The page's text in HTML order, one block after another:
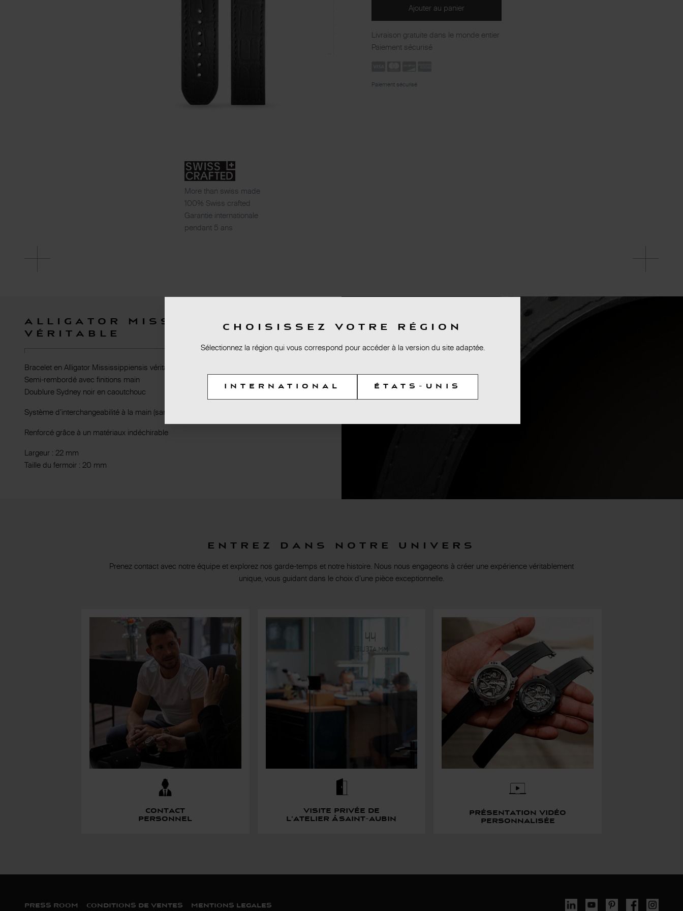
More than swiss made
100% Swiss crafted
Garantie internationale
pendant 5 ans
Ajouter au panier
Livraison gratuite dans le monde entier
Paiement sécurisé
Paiement sécurisé
Alligator Mississippiensis
véritable
Bracelet en Alligator Mississippiensis véritable
Semi-rembordé avec finitions main
Doublure Sydney noir en caoutchouc
Système d’interchangeabilité à la main (sans outil)
Renforcé grâce à un matériaux indéchirable
Largeur : 22 mm
Taille du fermoir : 20 mm
Entrez dans notre univers
Prenez contact avec notre équipe et explorez nos garde-temps et notre histoire. Nous nous engageons à créer une expérience véritablement
unique, vous guidant dans le choix d’une pièce exceptionnelle.
Contact
personnel
Visite privée de
l’atelier à saint-aubin
présentation vidéo
personnalisée
PRESS ROOM CONDITIONS DE VENTES MENTIONS LEGALES
CHOISISSEZ VOTRE RÉGION
Sélectionnez la région qui vous correspond pour accéder à la version du site adaptée.
INTERNATIONAL ÉTATS-UNIS